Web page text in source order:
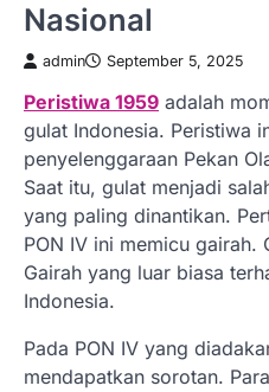
Nasional
admin September 5, 2025
Peristiwa 1959 adalah
gulat Indonesia. Peristiwa
penyelenggaraan Pekan
Saat itu, gulat menjadi
yang paling dinantikan.
PON IV ini memicu gairah.
Gairah yang luar biasa
Indonesia.
Pada PON IV yang
mendapatkan sorotan.